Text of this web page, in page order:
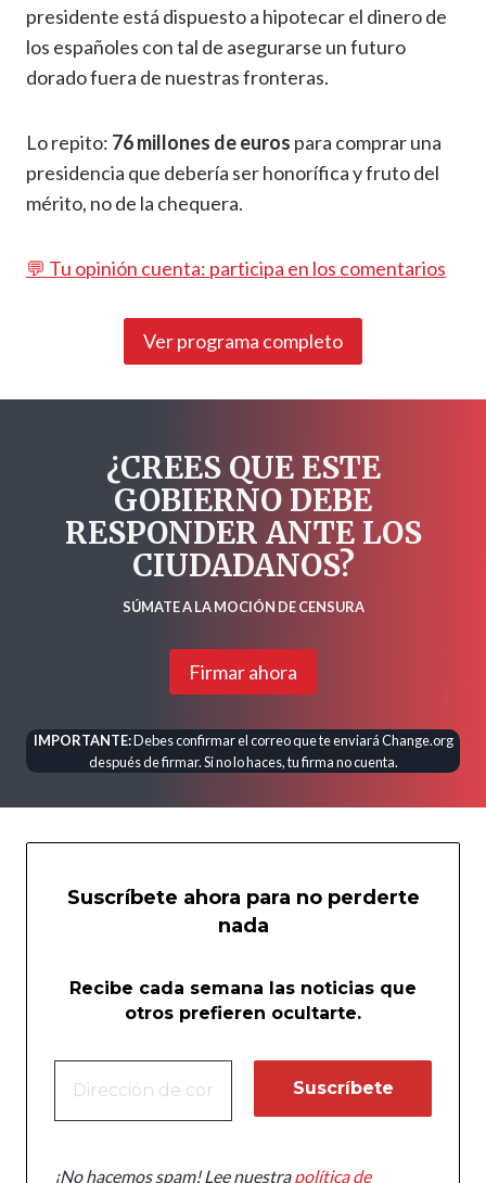
presidente está dispuesto a hipotecar el dinero de
los españoles con tal de asegurarse un futuro
dorado fuera de nuestras fronteras.
Lo repito: 76 millones de euros para comprar una
presidencia que debería ser honorífica y fruto del
mérito, no de la chequera.
💬 Tu opinión cuenta: participa en los comentarios
Ver programa completo
¿CREES QUE ESTE
GOBIERNO DEBE
RESPONDER ANTE LOS
CIUDADANOS?
SÚMATE A LA MOCIÓN DE CENSURA
Firmar ahora
IMPORTANTE:Debes confirmar el correo que te enviará Change.org
después de firmar. Si no lo haces, tu firma no cuenta.
Suscríbete ahora para no perderte
nada
Recibe cada semana las noticias que
otros prefieren ocultarte.
¡No hacemos spam! Lee nuestrapolítica de